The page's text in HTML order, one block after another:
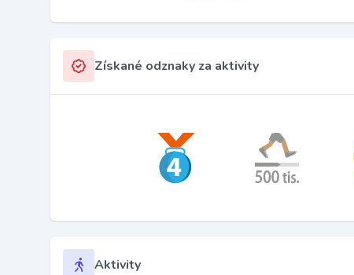
Získané odznaky za aktivity
Aktivity